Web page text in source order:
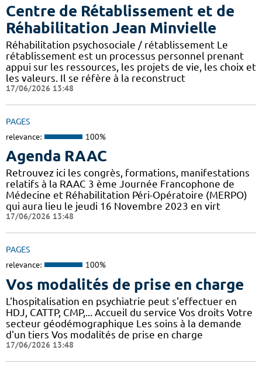
Centre de Rétablissement et de
Réhabilitation Jean Minvielle
Réhabilitation psychosociale / rétablissement Le
rétablissement est un processus personnel prenant
appui sur les ressources, les projets de vie, les choix et
les valeurs. Il se réfère à la reconstruct
17/06/2026 13:48
PAGES
relevance: 100%
Agenda RAAC
Retrouvez ici les congrès, formations, manifestations
relatifs à la RAAC 3 ème Journée Francophone de
Médecine et Réhabilitation Péri-Opératoire (MERPO)
qui aura lieu le jeudi 16 Novembre 2023 en virt
17/06/2026 13:48
PAGES
relevance: 100%
Vos modalités de prise en charge
L'hospitalisation en psychiatrie peut s'effectuer en
HDJ, CATTP, CMP,... Accueil du service Vos droits Votre
secteur géodémographique Les soins à la demande
d'un tiers Vos modalités de prise en charge
17/06/2026 13:48